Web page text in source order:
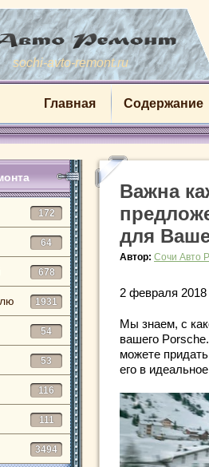
sochi-avto-remont.ru
Главная Содержание
172
64
678
1931
54
53
116
111
3494
Важна
для
Автор: Сочи Авто
2 февраля 2018
Мы знаем, с
вашего
можете
его в